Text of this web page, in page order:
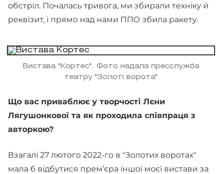
обстріл. Почалась тривога, ми збирали техніку й
реквізит, і прямо над нами ППО збила ракету.
Вистава "Кортес". Фото надала пресслужба
театру "Золоті ворота"
Що вас приваблює у творчості Лєни
Лягушонкової та як проходила співпраця з
авторкою?
Взагалі 27 лютого 2022-го в "Золотих воротах"
мала б відбутися прем’єра іншої моєї вистави за